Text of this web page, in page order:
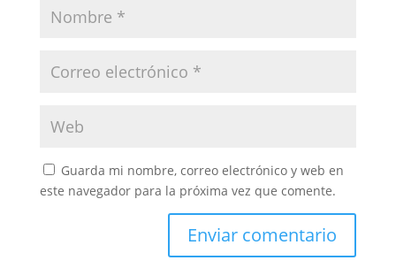
Guarda mi nombre, correo electrónico y web en
este navegador para la próxima vez que comente.